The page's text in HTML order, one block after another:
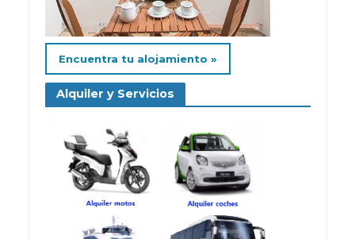
Encuentra tu alojamiento »
Alquiler y Servicios